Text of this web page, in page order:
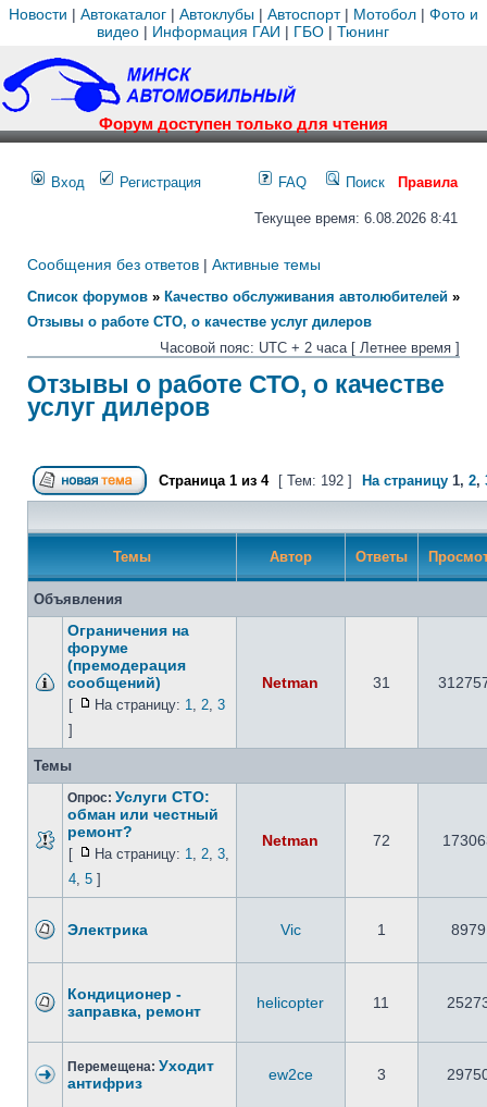
Новости | Автокаталог | Автоклубы | Автоспорт| Мотобол | Фото и
видео | Информация ГАИ | ГБО |Тюнинг
Форум доступен только для чтения
Вход Регистрация FAQ Поиск Правила
Текущее время: 6.08.2026 8:41
Сообщения без ответов | Активные темы
Список форумов » Качество обслуживания автолюбителей »
Отзывы о работе СТО, о качестве услуг дилеров
Часовой пояс: UTC + 2 часа [ Летнее время ]
Отзывы о работе СТО, о качестве
услуг дилеров
Страница 1 из 4 [ Тем: 192 ] На страницу 1, 2,
Темы Автор Ответы
Объявления
Ограничения на
форуме
(премодерация
сообщений)
[ На страницу: 1, 2, 3
]
Netman 31
Темы
Опрос: Услуги СТО:
обман или честный
ремонт?
[ На страницу: 1, 2, 3,
4, 5 ]
Netman 72
Электрика Vic 1 8979
Кондиционер -
заправка, ремонт
helicopter 11
Перемещена: Уходит
антифриз
ew2ce 3